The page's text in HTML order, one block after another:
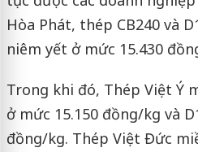
Hòa Phát, thép CB240 và
niêm yết ở mức 15.430
Trong khi đó, Thép Việt Ý
ở mức 15.150 đồng/kg và
đồng/kg. Thép Việt Đức